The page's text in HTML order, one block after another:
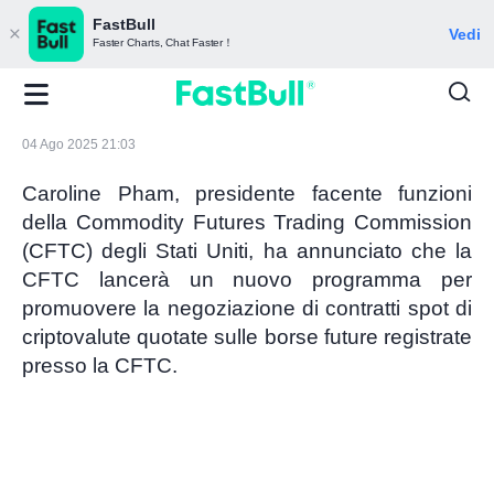
FastBull
Faster Charts, Chat Faster！ Vedi
04 Ago 2025 21:03
Caroline Pham, presidente facente funzioni
della Commodity Futures Trading Commission
(CFTC) degli Stati Uniti, ha annunciato che la
CFTC lancerà un nuovo programma per
promuovere la negoziazione di contratti spot di
criptovalute quotate sulle borse future registrate
presso la CFTC.